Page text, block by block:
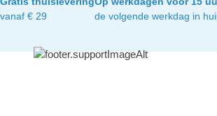
vanaf € 29
de volgende werkdag in